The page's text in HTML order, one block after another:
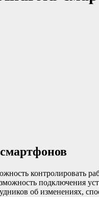
контролировать
подключения
об изменениях,